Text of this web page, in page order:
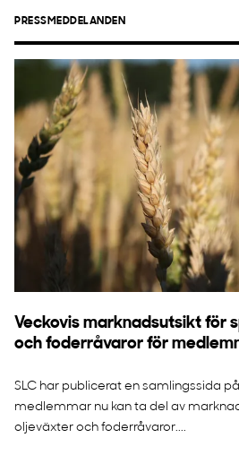
PRESSMEDDELANDEN
Veckovis marknadsutsikt för
och foderråvaror för
SLC har publicerat en samlingssida
medlemmar nu kan ta del av
oljeväxter och foderråvaror....